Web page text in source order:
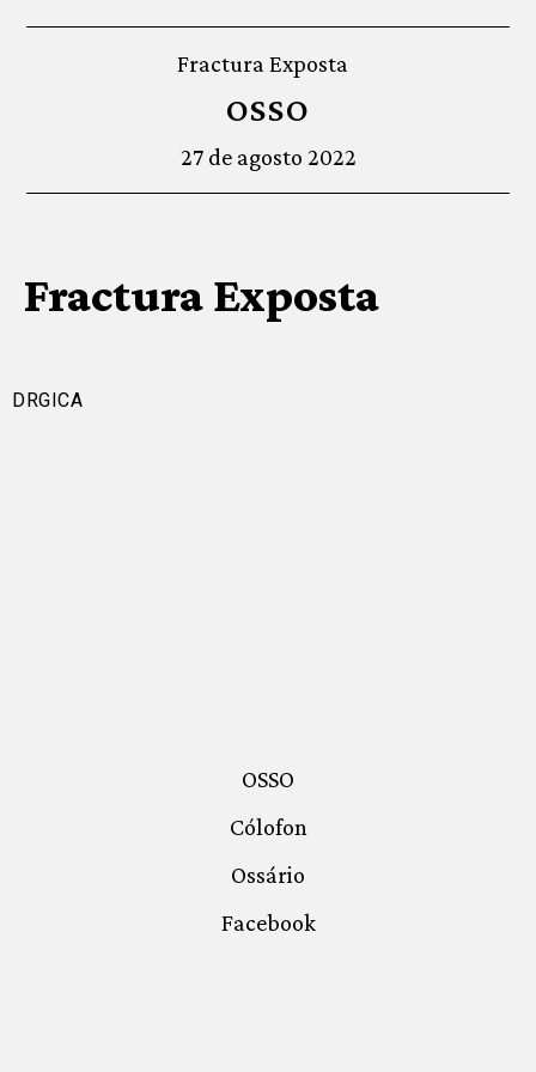
Fractura Exposta
OSSO
27 de agosto 2022
Fractura Exposta
DRGICA
OSSO
Cólofon
Ossário
Facebook